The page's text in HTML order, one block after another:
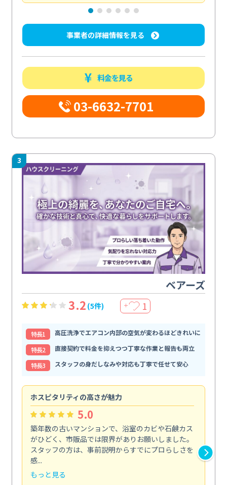
事業者の詳細情報を見る
料金を見る
03-6632-7701
3
ベアーズ
3.2 (5件) ＋ 1
特⻑1
高圧洗浄でエアコン内部の空気が変わるほどきれいに
特⻑2
直接契約で料金を抑えつつ丁寧な作業と報告も両立
特⻑3
スタッフの身だしなみや対応も丁寧で任せて安心
ホスピタリティの高さが魅力
5.0
築年数の古いマンションで、浴室のカビや石鹸カス
がひどく、市販品では限界がありお願いしました。
スタッフの方は、事前説明からすでにプロらしさを
感...
もっと見る